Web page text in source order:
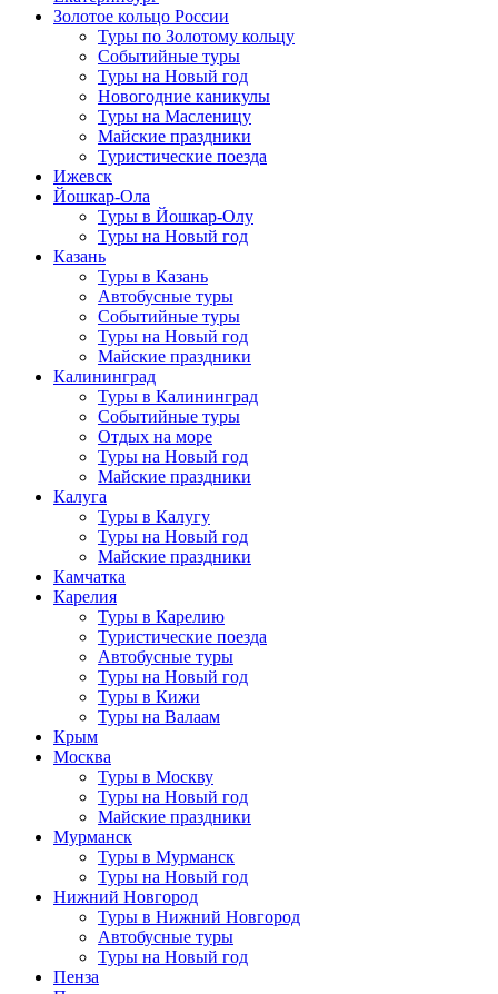
Золотое кольцо России
Туры по Золотому кольцу
Событийные туры
Туры на Новый год
Новогодние каникулы
Туры на Масленицу
Майские праздники
Туристические поезда
Ижевск
Йошкар-Ола
Туры в Йошкар-Олу
Туры на Новый год
Казань
Туры в Казань
Автобусные туры
Событийные туры
Туры на Новый год
Майские праздники
Калининград
Туры в Калининград
Событийные туры
Отдых на море
Туры на Новый год
Майские праздники
Калуга
Туры в Калугу
Туры на Новый год
Майские праздники
Камчатка
Карелия
Туры в Карелию
Туристические поезда
Автобусные туры
Туры на Новый год
Туры в Кижи
Туры на Валаам
Крым
Москва
Туры в Москву
Туры на Новый год
Майские праздники
Мурманск
Туры в Мурманск
Туры на Новый год
Нижний Новгород
Туры в Нижний Новгород
Автобусные туры
Туры на Новый год
Пенза